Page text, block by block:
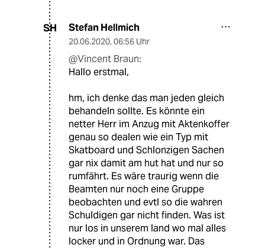
SH Stefan Hellmich
20.06.2020, 06:56 Uhr
@Vincent Braun:
Hallo erstmal,
hm, ich denke das man jeden gleich
behandeln sollte. Es könnte ein
netter Herr im Anzug mit Aktenkoffer
genau so dealen wie ein Typ mit
Skatboard und Schlonzigen Sachen
gar nix damit am hut hat und nur so
rumfährt. Es wäre traurig wenn die
Beamten nur noch eine Gruppe
beobachten und evtl so die wahren
Schuldigen gar nicht finden. Was ist
nur los in unserem land wo mal alles
locker und in Ordnung war. Das